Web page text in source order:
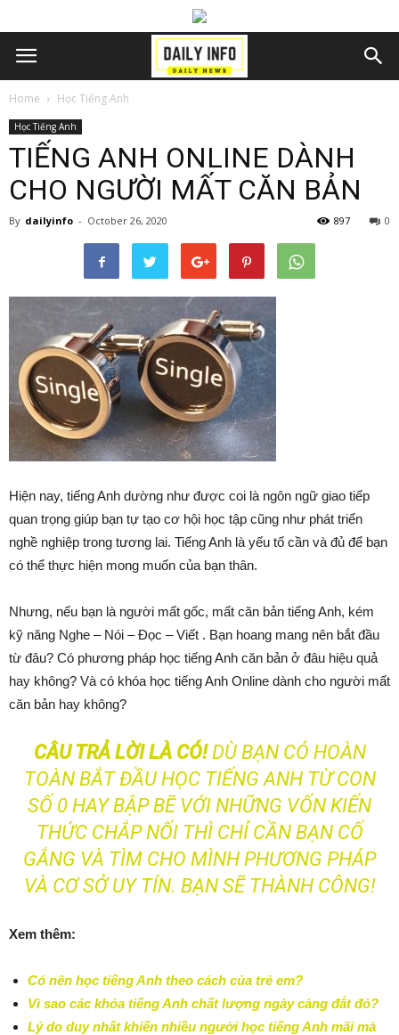
Home Học Tiếng Anh
Học Tiếng Anh
TIẾNG ANH ONLINE DÀNH
CHO NGƯỜI MẤT CĂN BẢN
By dailyinfo - October 26, 2020 0
897
Hiện nay, tiếng Anh dường như được coi là ngôn ngữ giao tiếp
quan trọng giúp bạn tự tạo cơ hội học tập cũng như phát triển
nghề nghiệp trong tương lai. Tiếng Anh là yếu tố cần và đủ để bạn
có thể thực hiện mong muốn của bạn thân.
Nhưng, nếu bạn là người mất gốc, mất căn bản tiếng Anh, kém
kỹ năng Nghe – Nói – Đọc – Viết . Bạn hoang mang nên bắt đầu
từ đâu? Có phương pháp học tiếng Anh căn bản ở đâu hiệu quả
hay không? Và có khóa học tiếng Anh Online dành cho người mất
căn bản hay không?
CÂU TRẢ LỜI LÀ CÓ!DÙ BẠN CÓ HOÀN
TOÀN BẮT ĐẦU HỌC TIẾNG ANH TỪ CON
SỐ 0 HAY BẬP BẼ VỚI NHỮNG VỐN KIẾN
THỨC CHẮP NỐI THÌ CHỈ CẦN BẠN CỐ
GẮNG VÀ TÌM CHO MÌNH PHƯƠNG PHÁP
VÀ CƠ SỞ UY TÍN. BẠN SẼ THÀNH CÔNG!
Xem thêm:
Có nên học tiếng Anh theo cách của trẻ em?
Vì sao các khóa tiếng Anh chất lượng ngày càng đắt đỏ?
Lý do duy nhất khiến nhiều người học tiếng Anh mãi mà